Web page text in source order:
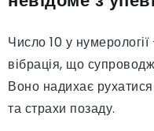
Число 10 у
вібрація, що
Воно надихає
та страхи позаду.